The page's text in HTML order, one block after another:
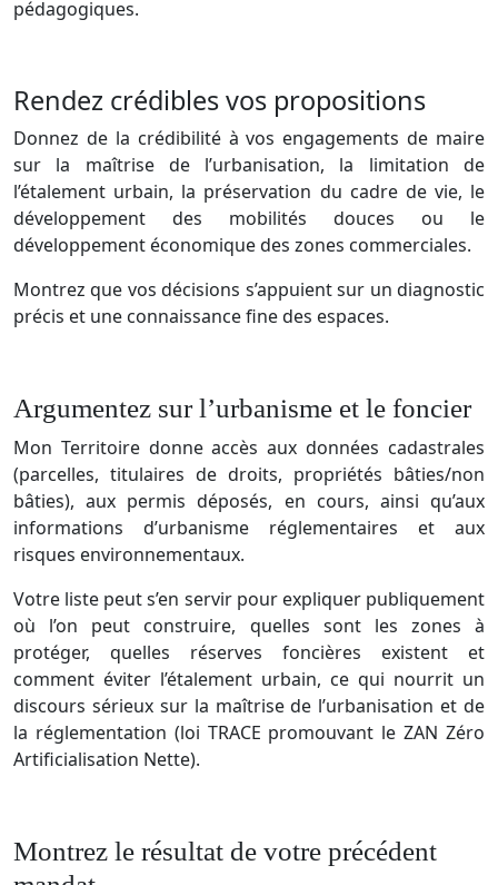
pédagogiques.​
Rendez crédibles vos propositions
Donnez de la crédibilité à vos engagements de maire
sur la maîtrise de l’urbanisation, la limitation de
l’étalement urbain, la préservation du cadre de vie, le
développement des mobilités douces ou le
développement économique des zones commerciales.
Montrez que vos décisions s’appuient sur un diagnostic
précis et une connaissance fine des espaces.
Argumentez sur l’urbanisme et le foncier
Mon Territoire donne accès aux données cadastrales
(parcelles, titulaires de droits, propriétés bâties/non
bâties), aux permis déposés, en cours, ainsi qu’aux
informations d’urbanisme réglementaires et aux
risques environnementaux.​
Votre liste peut s’en servir pour expliquer publiquement
où l’on peut construire, quelles sont les zones à
protéger, quelles réserves foncières existent et
comment éviter l’étalement urbain, ce qui nourrit un
discours sérieux sur la maîtrise de l’urbanisation et de
la réglementation ​(loi TRACE promouvant le ZAN Zéro
Artificialisation Nette).
Montrez le résultat de votre précédent